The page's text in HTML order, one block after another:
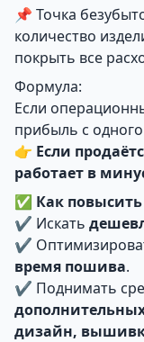
📌 Точка
количество
покрыть все
Формула:
Если
прибыль с
👉 Если
работает в
✅ Как
✔ Искать
✔
время пошива.
✔ Поднимать
дизайн,